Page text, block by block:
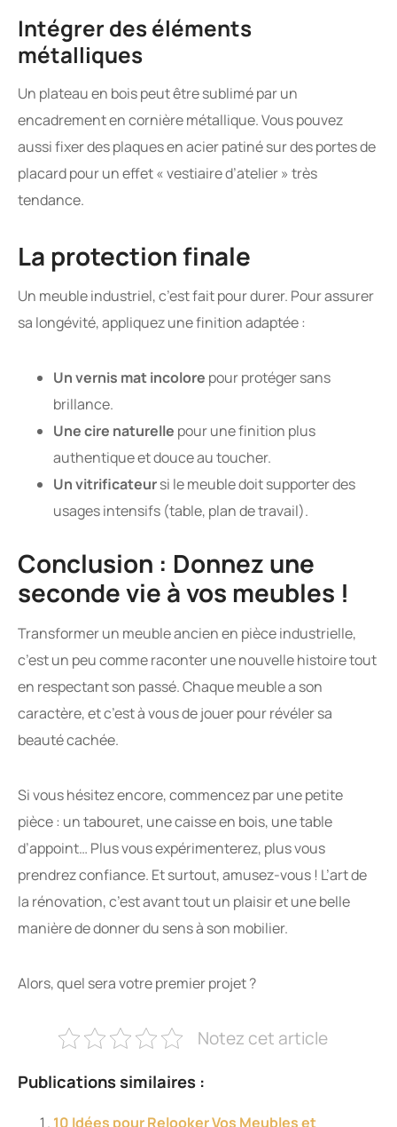
Intégrer des éléments
métalliques
Un plateau en bois peut être sublimé par un
encadrement en cornière métallique. Vous pouvez
aussi fixer des plaques en acier patiné sur des portes de
placard pour un effet « vestiaire d’atelier » très
tendance.
La protection finale
Un meuble industriel, c’est fait pour durer. Pour assurer
sa longévité, appliquez une finition adaptée :
Un vernis mat incolore pour protéger sans
brillance.
Une cire naturelle pour une finition plus
authentique et douce au toucher.
Un vitrificateursi le meuble doit supporter des
usages intensifs (table, plan de travail).
Conclusion : Donnez une
seconde vie à vos meubles !
Transformer un meuble ancien en pièce industrielle,
c’est un peu comme raconter une nouvelle histoire tout
en respectant son passé. Chaque meuble a son
caractère, et c’est à vous de jouer pour révéler sa
beauté cachée.
Si vous hésitez encore, commencez par une petite
pièce : un tabouret, une caisse en bois, une table
d’appoint… Plus vous expérimenterez, plus vous
prendrez confiance. Et surtout, amusez-vous ! L’art de
la rénovation, c’est avant tout un plaisir et une belle
manière de donner du sens à son mobilier.
Alors, quel sera votre premier projet ?
Notez cet article
Publications similaires :
10 Idées pour Relooker Vos Meubles et